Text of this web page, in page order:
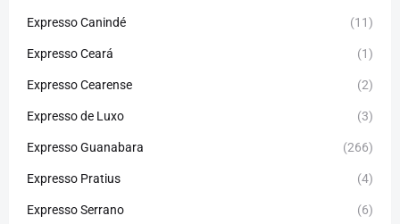
Expresso Canindé (11)
Expresso Ceará (1)
Expresso Cearense (2)
Expresso de Luxo (3)
Expresso Guanabara (266)
Expresso Pratius (4)
Expresso Serrano (6)